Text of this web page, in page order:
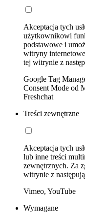
Akceptacja tych
użytkownikowi
podstawowe i
witryny
tej witrynie z
Google Tag
Consent Mode od
Freshchat
Treści zewnętrzne
Akceptacja tych
lub inne treści
zewnętrznych. Za
witrynie z
Vimeo, YouTube
Wymagane